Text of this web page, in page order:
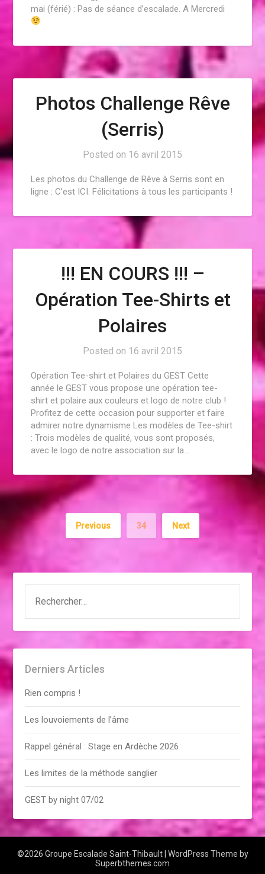
mai (férié) : Pas de séance d’escalade. A Mercredi
Photos Challenge Rêve
(Serris)
Posted on 16 avril 2015
Les photos du Challenge de Rêve à Serris sont en
ligne : C’est ICI. Félicitations à tous les participants !
!!! EN COURS !!! –
Opération Tee-Shirts et
Polaires
Posted on 16 avril 2015
Opération Tee-shirt et Polaires du GEST Cette
année le GEST vous propose une opération tee-
shirt et polaire aux couleurs et logo de notre club !
Profitez de cette occasion pour supporter et faire
admirer notre dynamisme Les modèles de Tee-shirt
: Trois modèles de qualité, vous sont proposés,
avec le logo de notre association sur la…
Previous 34 Next
Derniers Articles
Rien compris !
Les louvoiements de l’âme
Rappel général : Stage en Ardèche 2026
Les limites de la méthode sanglier
GEST by night 07/02
©2026 Groupe Escalade Saint-Thibault | WordPress Theme by
Superbthemes.com